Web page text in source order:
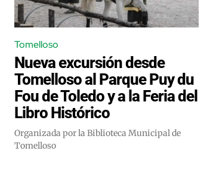
Tomelloso
Nueva excursión desde
Tomelloso al Parque Puy du
Fou de Toledo y a la Feria del
Libro Histórico
Organizada por la Biblioteca Municipal de
Tomelloso